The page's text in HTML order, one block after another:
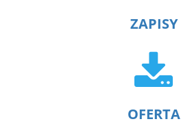
ZAPISY
OFERTA